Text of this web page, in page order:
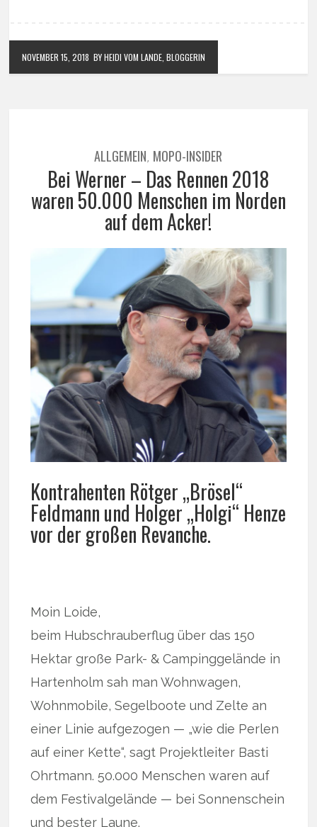
NOVEMBER 15, 2018 BY HEIDI VOM LANDE, BLOGGERIN
ALLGEMEIN, MOPO-INSIDER
Bei Werner – Das Rennen 2018
waren 50.000 Menschen im Norden
auf dem Acker!
Kontrahenten Rötger „Brösel“
Feldmann und Holger „Holgi“ Henze
vor der großen Revanche.
Moin Loide,
beim Hubschrauberflug über das 150
Hektar große Park- & Campinggelände in
Hartenholm sah man Wohnwagen,
Wohnmobile, Segelboote und Zelte an
einer Linie aufgezogen — „wie die Perlen
auf einer Kette“, sagt Projektleiter Basti
Ohrtmann. 50.000 Menschen waren auf
dem Festivalgelände — bei Sonnenschein
und bester Laune.